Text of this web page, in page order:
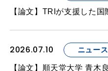
2026.07.10 ニュース